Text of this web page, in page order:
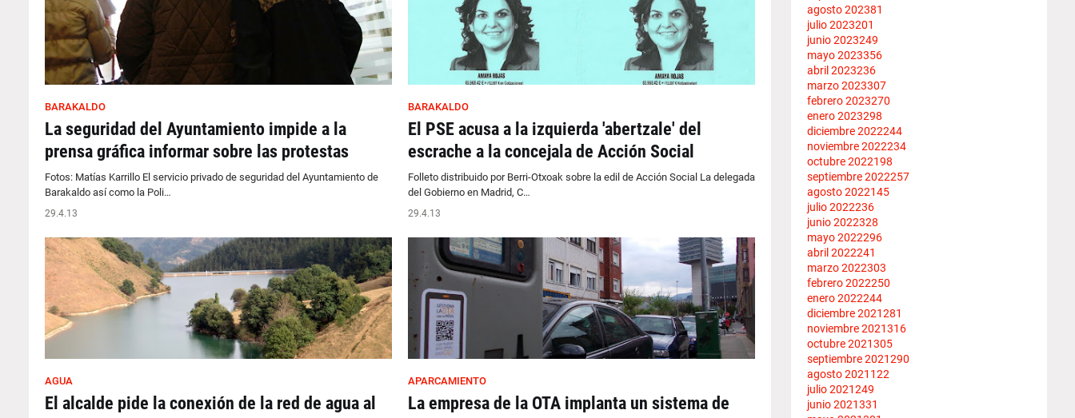
BARAKALDO
La seguridad del Ayuntamiento impide a la
prensa gráfica informar sobre las protestas
Fotos: Matías Karrillo El servicio privado de seguridad del Ayuntamiento de
Barakaldo así como la Poli…
29.4.13
BARAKALDO
El PSE acusa a la izquierda 'abertzale' del
escrache a la concejala de Acción Social
Folleto distribuido por Berri-Otxoak sobre la edil de Acción Social La delegada
del Gobierno en Madrid, C…
29.4.13
AGUA
El alcalde pide la conexión de la red de agua al
APARCAMIENTO
La empresa de la OTA implanta un sistema de
agosto 202381
julio 2023201
junio 2023249
mayo 2023356
abril 2023236
marzo 2023307
febrero 2023270
enero 2023298
diciembre 2022244
noviembre 2022234
octubre 2022198
septiembre 2022257
agosto 2022145
julio 2022236
junio 2022328
mayo 2022296
abril 2022241
marzo 2022303
febrero 2022250
enero 2022244
diciembre 2021281
noviembre 2021316
octubre 2021305
septiembre 2021290
agosto 2021 122
julio 2021249
junio 2021331